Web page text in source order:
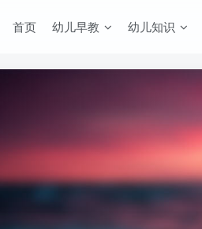
首页 幼儿早教 幼儿知识